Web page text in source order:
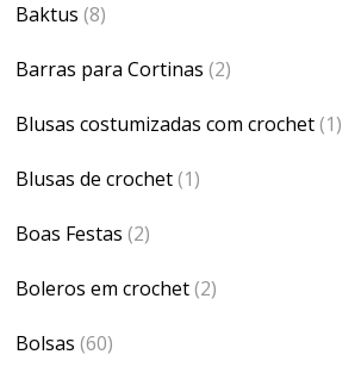
Baktus (8)
Barras para Cortinas (2)
Blusas costumizadas com crochet(1)
Blusas de crochet(1)
Boas Festas (2)
Boleros em crochet(2)
Bolsas (60)